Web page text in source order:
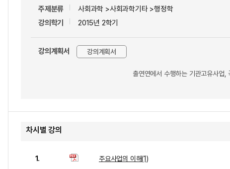
주제분류
사회과학 >사회과학기타 >행정학
강의학기
2015년 2학기
강의계획서 강의계획서
출연연에서 수행하는 기관고유사업,
차시별 강의
1. 주요사업의 이해(1)